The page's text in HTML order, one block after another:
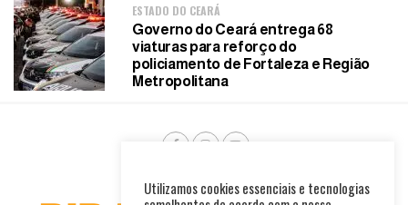
ESTADO DO CEARÁ
Governo do Ceará entrega 68
viaturas para reforço do
policiamento de Fortaleza e Região
Metropolitana
Utilizamos cookies essenciais e tecnologias